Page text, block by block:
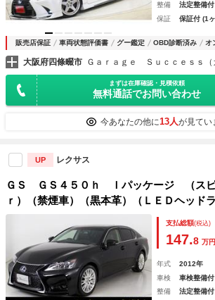
整備 法定整備付
保証
保証付 (1
販売店保証 車両状態評価書 グー鑑定 OBD診断済み オ
大阪府四條畷市
まずは在庫確認・見積依頼
無料通話でお問い合わせ
今あなたの他に13人が見てい
UP レクサス
ＧＳ ＧＳ４５０ｈ Ｉパッケージ （スピ
ｒ）（禁煙車）（黒本革）（ＬＥＤヘッド
ンドル）（エアシート）（シートヒーター
ーター）クリアランスソナー（オートクル
ＨＤＤナビ
支払総額(税込)
147.8 万円
年式 2012年
車検
車検整備付
整備
法定整備付